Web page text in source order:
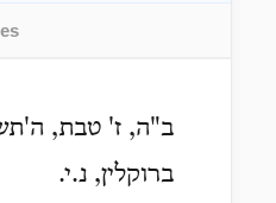
ב"ה, ז' טבת,
ברוקלין, נ.י.